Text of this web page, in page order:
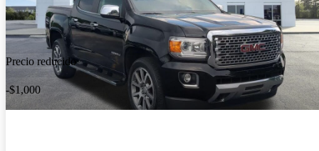
Precio reducido
-$1,000